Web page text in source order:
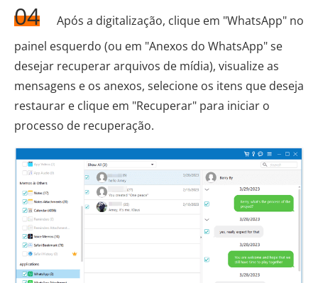
04
Após a digitalização, clique em "WhatsApp" no
painel esquerdo (ou em "Anexos do WhatsApp" se
desejar recuperar arquivos de mídia), visualize as
mensagens e os anexos, selecione os itens que deseja
restaurar e clique em "Recuperar" para iniciar o
processo de recuperação.